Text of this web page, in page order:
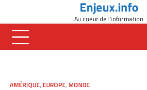
content
Enjeux.info
Au coeur de l'information
AMÉRIQUE, EUROPE, MONDE